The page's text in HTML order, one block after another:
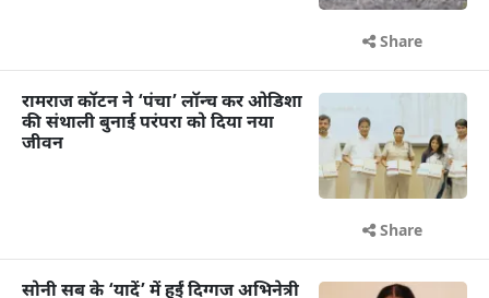
Share
रामराज कॉटन ने ‘पंचा’ लॉन्च कर ओडिशा
की संथाली बुनाई परंपरा को दिया नया
जीवन
Share
सोनी सब के ‘यादें’ में हुईं दिग्गज अभिनेत्री